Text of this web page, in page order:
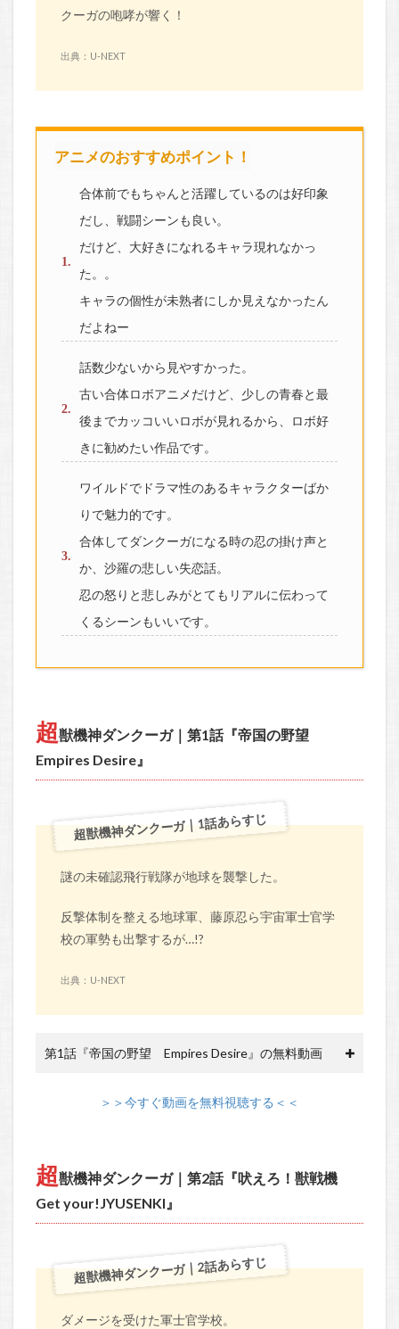
クーガの咆哮が響く！
出典：U-NEXT
アニメのおすすめポイント！
合体前でもちゃんと活躍しているのは好印象
だし、戦闘シーンも良い。
だけど、大好きになれるキャラ現れなかっ
た。。
キャラの個性が未熟者にしか見えなかったん
だよねー
話数少ないから見やすかった。
古い合体ロボアニメだけど、少しの青春と最
後までカッコいいロボが見れるから、ロボ好
きに勧めたい作品です。
ワイルドでドラマ性のあるキャラクターばか
りで魅力的です。
合体してダンクーガになる時の忍の掛け声と
か、沙羅の悲しい失恋話。
忍の怒りと悲しみがとてもリアルに伝わって
くるシーンもいいです。
超獣機神ダンクーガ｜第1話『帝国の野望
Empires Desire』
超獣機神ダンクーガ｜1話あらすじ
謎の未確認飛行戦隊が地球を襲撃した。
反撃体制を整える地球軍、藤原忍ら宇宙軍士官学
校の軍勢も出撃するが…!?
出典：U-NEXT
第1話『帝国の野望 Empires Desire』の無料動画
＞＞今すぐ動画を無料視聴する＜＜
超獣機神ダンクーガ｜第2話『吠えろ！獣戦機
Get your!JYUSENKI』
超獣機神ダンクーガ｜2話あらすじ
ダメージを受けた軍士官学校。